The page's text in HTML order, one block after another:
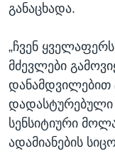
განაცხადა.
„ჩვენ
მძევლები
დადასტურებული
სენსიტიური
ადამიანების